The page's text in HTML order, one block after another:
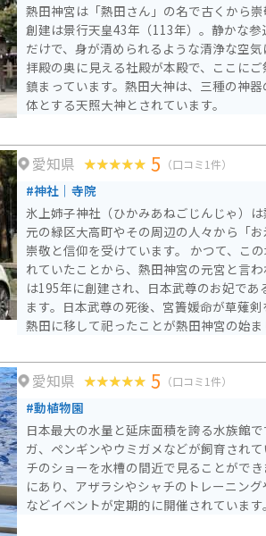
熱田神宮は「熱田さん」の名で古くから崇
創建は景行天皇43年（113年）。静かな参
だけで、身が清められるような清浄な空気
拝殿の奥に見える社殿が本殿で、ここに
鎮まっています。熱田大神は、三種の神
体とする天照大神とされています。
愛知県 5 （口コミ1件）
#神社｜寺院
氷上姉子神社（ひかみあねごじんじゃ）
元の緑区大高町やその周辺の人々から「
崇敬と信仰を受けています。 かつて、この地に草薙神剣が祀ら
れていたことから、熱田神宮の元宮と言
は195年に創建され、日本武尊のお妃であ
ます。日本武尊の死後、宮簀媛命が草薙
熱田に移して祀ったことが熱田神宮の始
つては「火上の里」と呼ばれていました
けて「氷上」に改名しました。 6月の第4日曜には、熱田神宮に
奉納する米を作る「御田植祭」が行われて
愛知県 5 （口コミ1件）
#動植物園
日本最大の水量と延床面積を誇る水族館
ガ、ペンギンやウミガメなどが飼育され
チのショーを水槽の間近で見ることがで
にあり、アザラシやシャチのトレーニン
などイベントが定期的に開催されています。